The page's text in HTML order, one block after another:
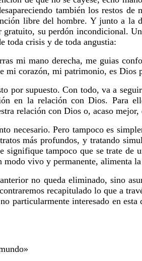
también los restos
libre del hombre. Y junto a la
su perdón incondicional.
toda crisis y de toda angustia:
mi mano derecha, me guias
mi corazón, mi patrimonio, es Dios
por supuesto. Con todo, va a
en la relación con Dios. Para
relación con Dios o, acaso
necesario. Pero tampoco es
más profundos, y tratando
signifique tampoco que se trate
modo vivo y permanente, alimenta
no queda eliminado, sino
recapitulado lo que a
particularmente interesado en